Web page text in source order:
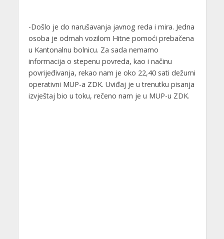
-Došlo je do narušavanja javnog reda i mira. Jedna
osoba je odmah vozilom Hitne pomoći prebačena
u Kantonalnu bolnicu. Za sada nemamo
informacija o stepenu povreda, kao i načinu
povrijeđivanja, rekao nam je oko 22,40 sati dežurni
operativni MUP-a ZDK. Uviđaj je u trenutku pisanja
izvještaj bio u toku, rečeno nam je u MUP-u ZDK.